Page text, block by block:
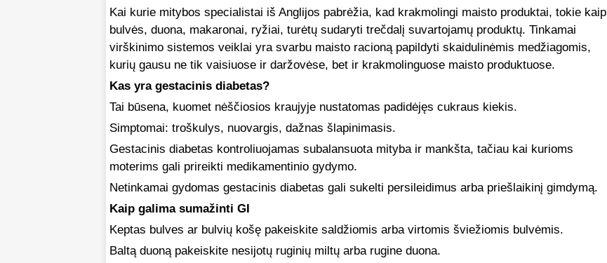
Kai kurie mitybos specialistai iš Anglijos pabrėžia, kad krakmolingi maisto produktai, tokie kaip
bulvės, duona, makaronai, ryžiai, turėtų sudaryti trečdalį suvartojamų produktų. Tinkamai
virškinimo sistemos veiklai yra svarbu maisto racioną papildyti skaidulinėmis medžiagomis,
kurių gausu ne tik vaisiuose ir daržovėse, bet ir krakmolinguose maisto produktuose.
Kas yra gestacinis diabetas?
Tai būsena, kuomet nėščiosios kraujyje nustatomas padidėjęs cukraus kiekis.
Simptomai: troškulys, nuovargis, dažnas šlapinimasis.
Gestacinis diabetas kontroliuojamas subalansuota mityba ir mankšta, tačiau kai kurioms
moterims gali prireikti medikamentinio gydymo.
Netinkamai gydomas gestacinis diabetas gali sukelti persileidimus arba priešlaikinį gimdymą.
Kaip galima sumažinti GI
Keptas bulves ar bulvių košę pakeiskite saldžiomis arba virtomis šviežiomis bulvėmis.
Baltą duoną pakeiskite nesijotų ruginių miltų arba rugine duona.